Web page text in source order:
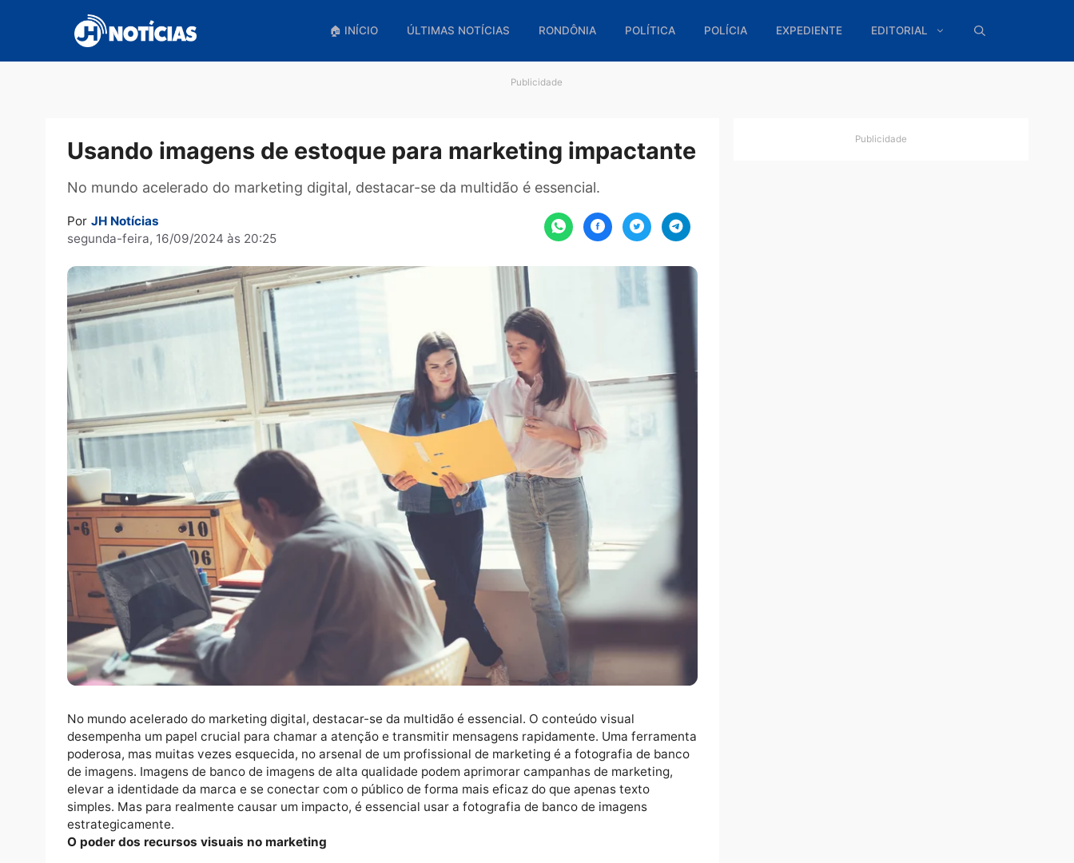
conteúdo
🏠 INÍCIO ÚLTIMAS NOTÍCIAS RONDÔNIA POLÍTICA POLÍCIA EXPEDIENTE EDITORIAL
Usando imagens de estoque para marketing impactante
No mundo acelerado do marketing digital, destacar-se da multidão é essencial.
Por JH Notícias
segunda-feira, 16/09/2024 às 20:25
No mundo acelerado do marketing digital, destacar-se da multidão é essencial. O conteúdo visual
desempenha um papel crucial para chamar a atenção e transmitir mensagens rapidamente. Uma ferramenta
poderosa, mas muitas vezes esquecida, no arsenal de um profissional de marketing é a fotografia de banco